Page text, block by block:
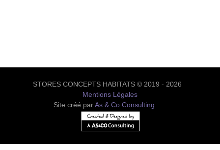
STORES CONCEPTS HABITATS © 2019 - 2026
Mentions Légales
Site créé parAs & Co Consulting